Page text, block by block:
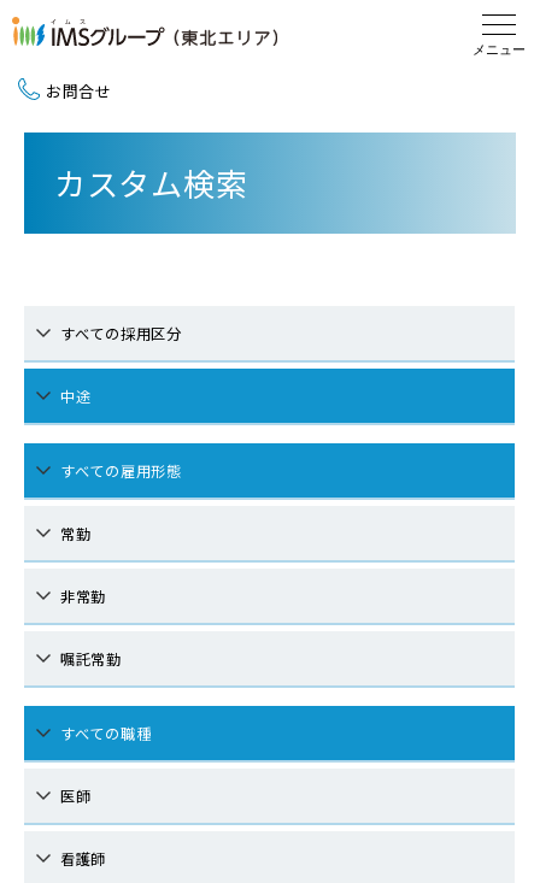
お問合せ
カスタム検索
すべての採用区分
中途
すべての雇用形態
常勤
非常勤
嘱託常勤
すべての職種
医師
看護師